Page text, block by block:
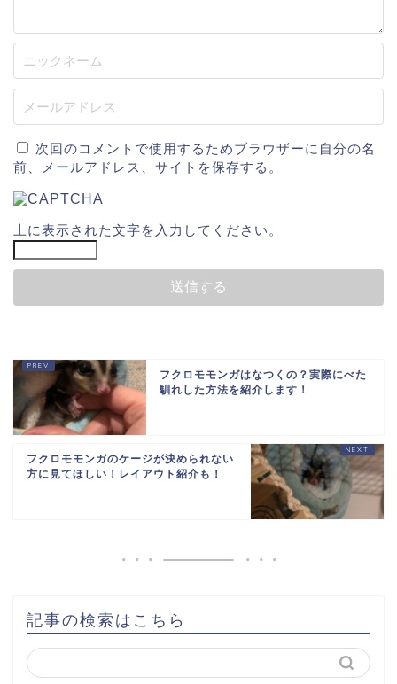
次回のコメントで使用するためブラウザーに自分の名
前、メールアドレス、サイトを保存する。
上に表示された文字を入力してください。
フクロモモンガはなつくの？実際にべた
馴れした方法を紹介します！
フクロモモンガのケージが決められない
方に見てほしい！レイアウト紹介も！
記事の検索はこちら